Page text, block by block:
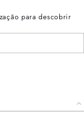
para descobrir